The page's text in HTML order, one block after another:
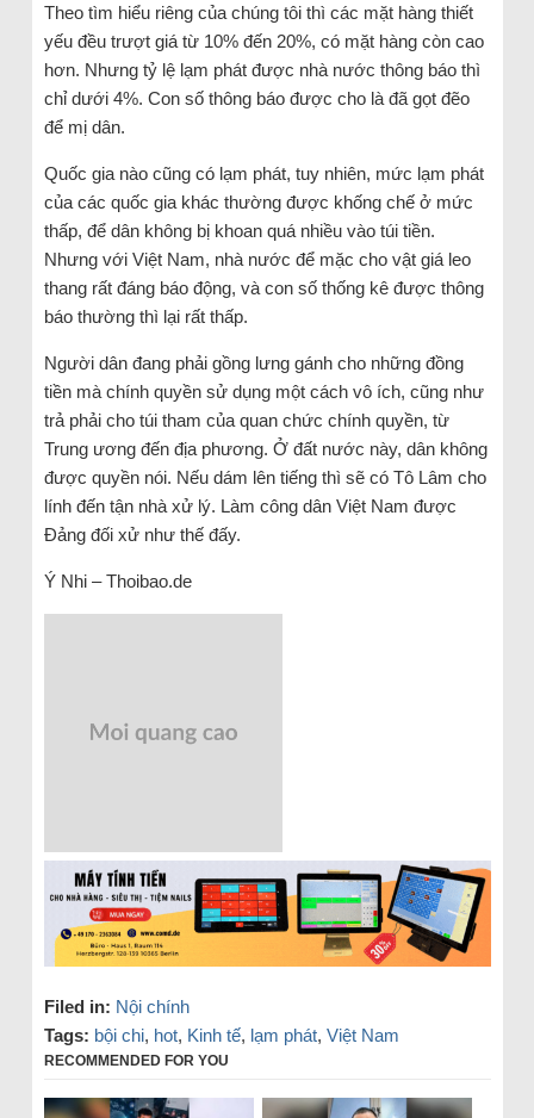
Theo tìm hiểu riêng của chúng tôi thì các mặt hàng thiết
yếu đều trượt giá từ 10% đến 20%, có mặt hàng còn cao
hơn. Nhưng tỷ lệ lạm phát được nhà nước thông báo thì
chỉ dưới 4%. Con số thông báo được cho là đã gọt đẽo
để mị dân.
Quốc gia nào cũng có lạm phát, tuy nhiên, mức lạm phát
của các quốc gia khác thường được khống chế ở mức
thấp, để dân không bị khoan quá nhiều vào túi tiền.
Nhưng với Việt Nam, nhà nước để mặc cho vật giá leo
thang rất đáng báo động, và con số thống kê được thông
báo thường thì lại rất thấp.
Người dân đang phải gồng lưng gánh cho những đồng
tiền mà chính quyền sử dụng một cách vô ích, cũng như
trả phải cho túi tham của quan chức chính quyền, từ
Trung ương đến địa phương. Ở đất nước này, dân không
được quyền nói. Nếu dám lên tiếng thì sẽ có Tô Lâm cho
lính đến tận nhà xử lý. Làm công dân Việt Nam được
Đảng đối xử như thế đấy.
Ý Nhi – Thoibao.de
Filed in: Nội chính
Tags: bội chi, hot, Kinh tế, lạm phát, Việt Nam
RECOMMENDED FOR YOU